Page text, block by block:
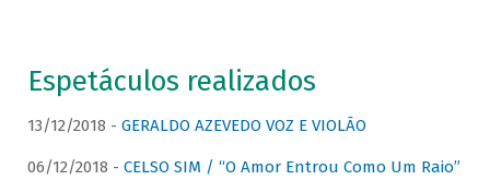
Espetáculos realizados
13/12/2018 - GERALDO AZEVEDO VOZ E VIOLÃO
06/12/2018 - CELSO SIM / “O Amor Entrou Como Um Raio”